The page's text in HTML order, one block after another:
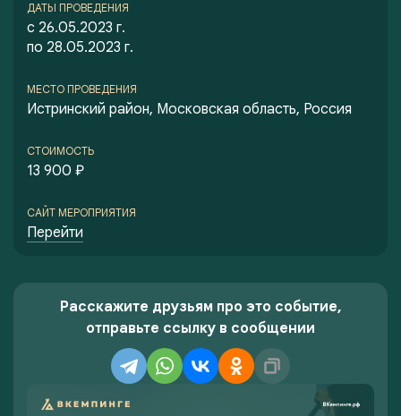
ДАТЫ ПРОВЕДЕНИЯ
с 26.05.2023 г.
по 28.05.2023 г.
МЕСТО ПРОВЕДЕНИЯ
Истринский район, Московская область, Россия
СТОИМОСТЬ
13 900 ₽
САЙТ МЕРОПРИЯТИЯ
Перейти
Расскажите друзьям про это событие,
отправьте ссылку в сообщении